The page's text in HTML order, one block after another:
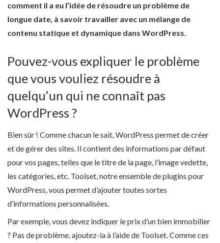
comment il a eu l’idée de résoudre un problème de
longue date, à savoir travailler avec un mélange de
contenu statique et dynamique dans WordPress.
Pouvez-vous expliquer le problème
que vous vouliez résoudre à
quelqu’un qui ne connaît pas
WordPress ?
Bien sûr ! Comme chacun le sait, WordPress permet de créer
et de gérer des sites. Il contient des informations par défaut
pour vos pages, telles que le titre de la page, l’image vedette,
les catégories, etc. Toolset, notre ensemble de plugins pour
WordPress, vous permet d’ajouter toutes sortes
d’informations personnalisées.
Par exemple, vous devez indiquer le prix d’un bien immobilier
? Pas de problème, ajoutez-la à l’aide de Toolset. Comme ces